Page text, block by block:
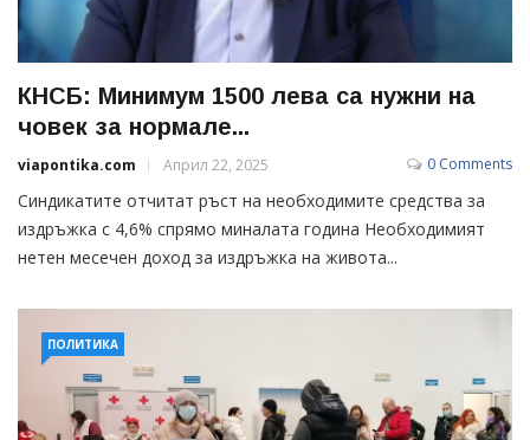
КНСБ: Минимум 1500 лева са нужни на
човек за нормале...
viapontika.com Април 22, 2025 0 Comments
Синдикатите отчитат ръст на необходимите средства за
издръжка с 4,6% спрямо миналата година Необходимият
нетен месечен доход за издръжка на живота...
ПОЛИТИКА